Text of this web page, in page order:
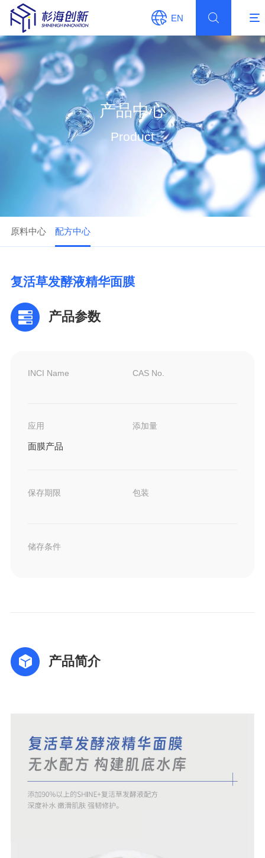
EN
产品中心
Product
原料中心 配方中心
复活草发酵液精华面膜
产品参数
INCI Name CAS No.
应用
面膜产品
添加量
保存期限 包装
储存条件
产品简介